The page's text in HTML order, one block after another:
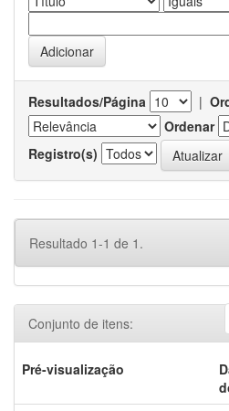
Resultados/Página |
Ordenar
Registro(s)
Resultado 1-1 de 1.
Conjunto de itens:
Pré-visualização